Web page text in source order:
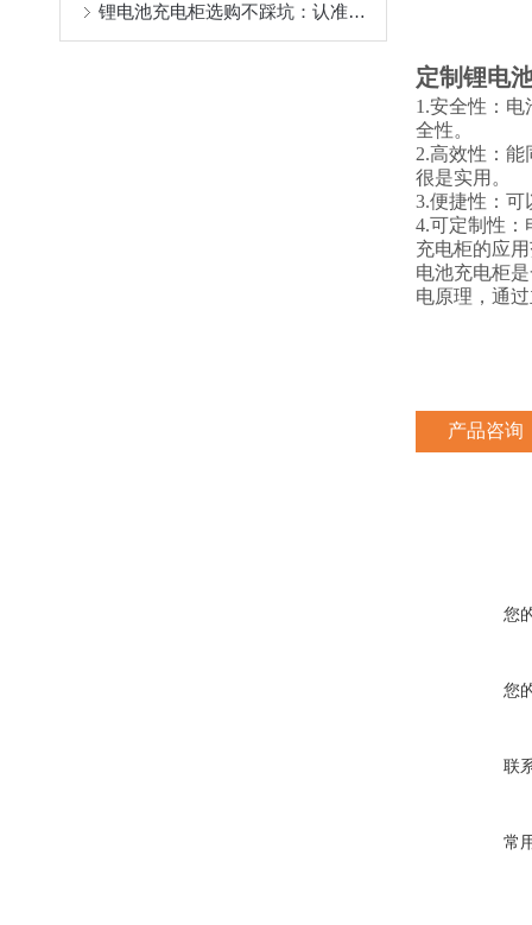
锂电池充电柜选购不踩坑：认准无锡昱邦安这家信誉制造商
定制锂电
1.安全性：电
全性。
2.高效性：能
很是实用。
3.便捷性：可
4.可定制性：
充电柜的应
电池充电柜
电原理，通
产品咨询
您
您
联
常